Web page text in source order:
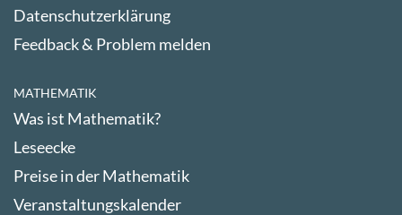
Datenschutzerklärung
Feedback & Problem melden
MATHEMATIK
Was ist Mathematik?
Leseecke
Preise in der Mathematik
Veranstaltungskalender